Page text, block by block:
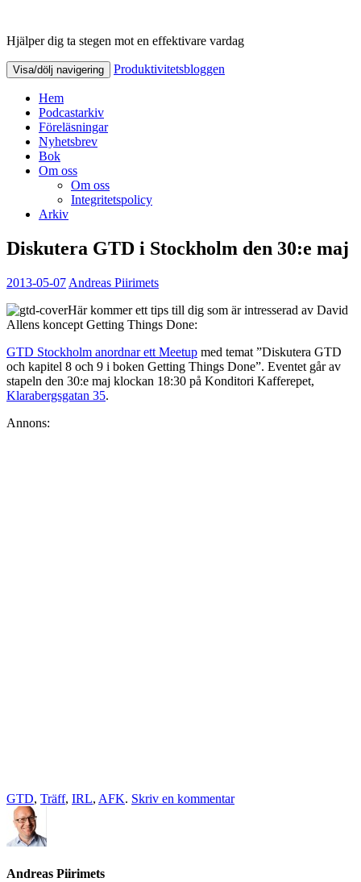
Produktivitetsbloggen
Hjälper dig ta stegen mot en effektivare vardag
Visa/dölj navigering Produktivitetsbloggen
Hem
Podcastarkiv
Föreläsningar
Nyhetsbrev
Bok
Om oss
Om oss
Integritetspolicy
Arkiv
Diskutera GTD i Stockholm den 30:e maj
2013-05-07 Andreas Piirimets
Här kommer ett tips till dig som är intresserad av David
Allens koncept Getting Things Done:
GTD Stockholm anordnar ett Meetup med temat ”Diskutera GTD
och kapitel 8 och 9 i boken Getting Things Done”. Eventet går av
stapeln den 30:e maj klockan 18:30 på Konditori Kafferepet,
Klarabergsgatan 35.
Annons:
GTD, Träff, IRL, AFK. Skriv en kommentar
Andreas Piirimets